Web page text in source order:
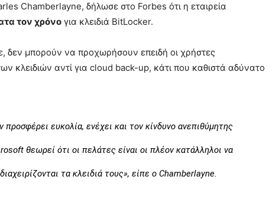
Chamberlayne, δήλωσε στο Forbes ότι η εταιρεία
τον χρόνο για κλειδιά BitLocker.
δεν μπορούν να προχωρήσουν επειδή οι χρήστες
κλειδιών αντί για cloud back-up, κάτι που καθιστά αδύνατο
ευκολία, ενέχει και τον κίνδυνο ανεπιθύμητης
θεωρεί ότι οι πελάτες είναι οι πλέον κατάλληλοι να
τα κλειδιά τους», είπε ο Chamberlayne.